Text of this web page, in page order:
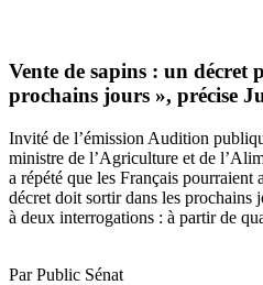
Vente de sapins : un décret
prochains jours », précise
Invité de l’émission Audition
ministre de l’Agriculture et de
a répété que les Français
décret doit sortir dans les prochains
à deux interrogations : à partir de
Par Public Sénat